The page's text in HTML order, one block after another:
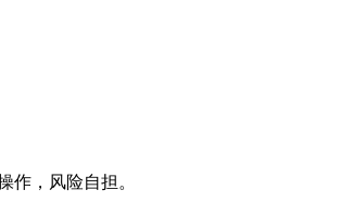
作，风险自担。